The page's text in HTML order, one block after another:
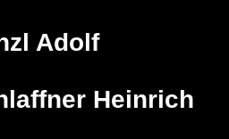
Adolf
Heinrich